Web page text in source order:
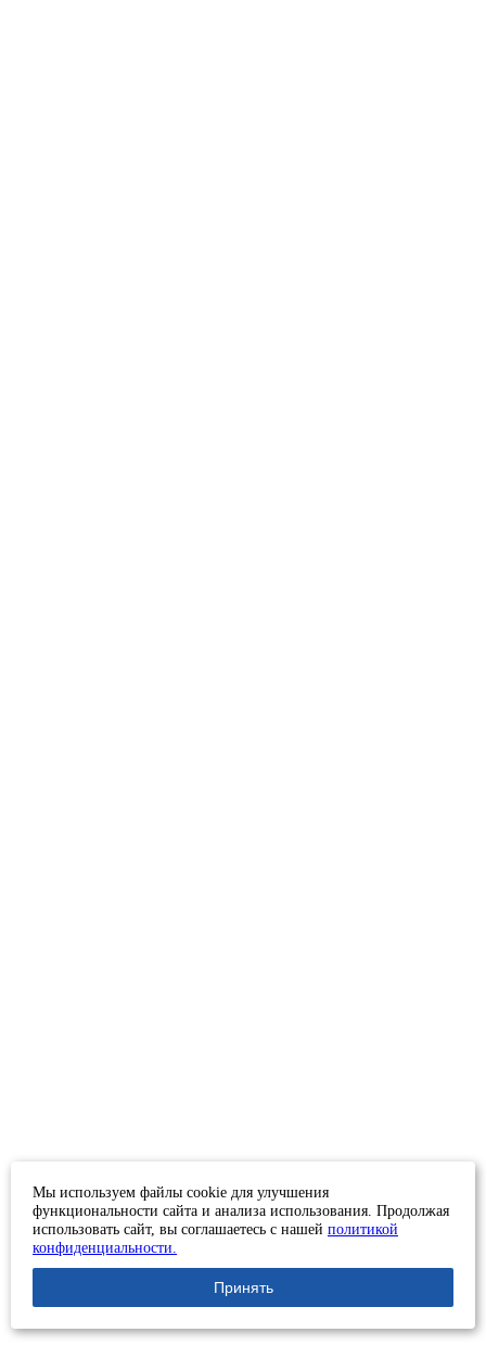
Мы используем файлы cookie для улучшения
функциональности сайта и анализа использования. Продолжая
использовать сайт, вы соглашаетесь с нашей политикой
конфиденциальности.
Принять